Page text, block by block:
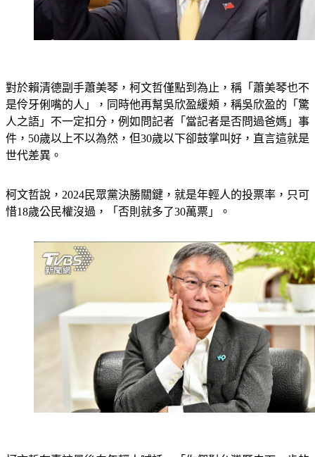
對於賴清德副手蕭美琴，柯文哲僅點到為止，稱「蕭美琴也不
是伶牙俐嘴的人」，同時他再幫吳欣盈緩頰，稱吳欣盈的「驚
人之語」不一定扣分，例如問記者「當記者是否問過爸媽」事
件，50歲以上不以為然，但30歲以下卻鼓掌叫好，直言這就是
世代差異。
柯文哲說，2024民眾黨決勝關鍵，就是年輕人的投票率，只可
惜18歲公民權沒過，「否則就多了30萬票」。